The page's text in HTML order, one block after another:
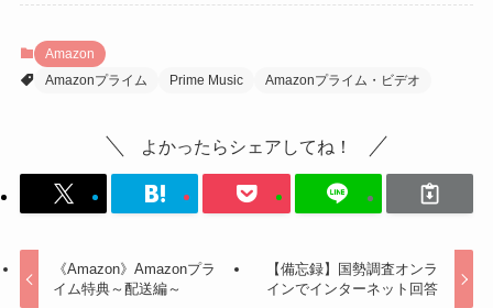
Amazon
Amazonプライム
Prime Music Amazonプライム・ビデオ
よかったらシェアしてね！
《Amazon》Amazonプラ
イム特典～配送編～
【備忘録】国勢調査オンラ
インでインターネット回答